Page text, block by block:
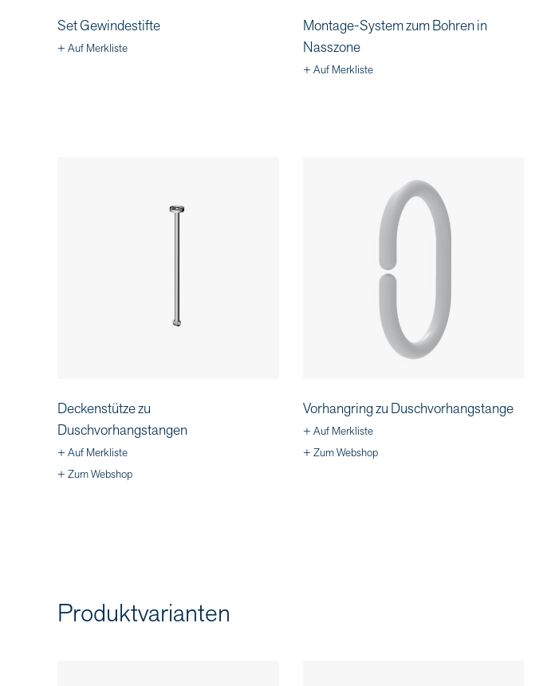
Set Gewindestifte
+ Auf Merkliste
Montage-System zum Bohren in
Nasszone
+ Auf Merkliste
Deckenstütze zu
Duschvorhangstangen
+ Auf Merkliste
+ Zum Webshop
Vorhangring zu Duschvorhangstange
+ Auf Merkliste
+ Zum Webshop
Produktvarianten